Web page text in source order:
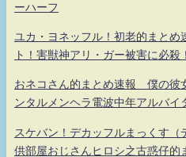
ーハーフ
ユカ・ヨネッフル！初老的まとめ
ト！害獣神アリ・ガー被害に必殺
おネコさん的まとめ速報 僕の彼
ンタルメンヘラ電波中年アルバ
スケバン！デカッフルまっくす
供部屋おじさんヒロシ之古惑仔的